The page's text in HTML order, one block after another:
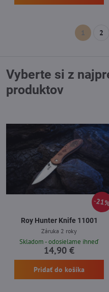
1 2
Vyberte si z
produktov
Roy Hunter Knife 11001
Záruka 2 roky
Skladom - odosielame ihneď
14,90 €
Pridať do košíka